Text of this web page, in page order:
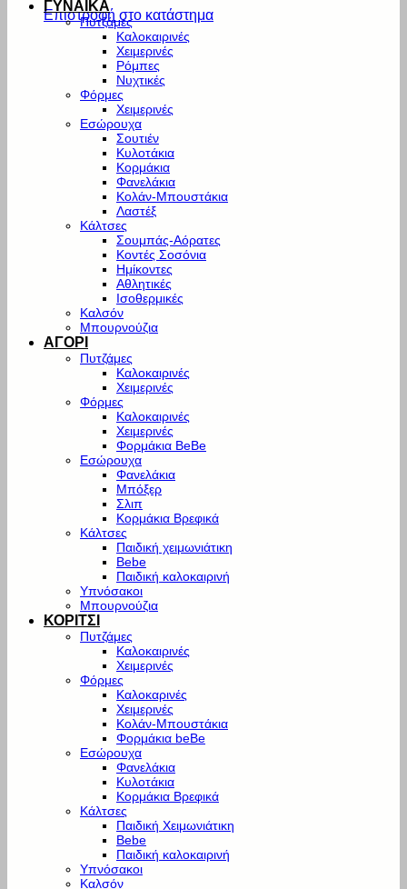
Επιστροφή στο κατάστημα
ΓΥΝΑΙΚΑ
Πυτζάμες
Καλοκαιρινές
Χειμερινές
Ρόμπες
Νυχτικές
Φόρμες
Χειμερινές
Εσώρουχα
Σουτιέν
Κυλοτάκια
Κορμάκια
Φανελάκια
Κολάν-Μπουστάκια
Λαστέξ
Κάλτσες
Σουμπάς-Αόρατες
Κοντές Σοσόνια
Ημίκοντες
Αθλητικές
Ισοθερμικές
Καλσόν
Μπουρνούζια
ΑΓΟΡΙ
Πυτζάμες
Καλοκαιρινές
Χειμερινές
Φόρμες
Καλοκαιρινές
Χειμερινές
Φορμάκια BeBe
Εσώρουχα
Φανελάκια
Μπόξερ
Σλιπ
Κορμάκια Βρεφικά
Κάλτσες
Παιδική χειμωνιάτικη
Bebe
Παιδική καλοκαιρινή
Υπνόσακοι
Μπουρνούζια
ΚΟΡΙΤΣΙ
Πυτζάμες
Καλοκαιρινές
Χειμερινές
Φόρμες
Καλοκαρινές
Χειμερινές
Κολάν-Μπουστάκια
Φορμάκια beBe
Εσώρουχα
Φανελάκια
Κυλοτάκια
Κορμάκια Βρεφικά
Κάλτσες
Παιδική Χειμωνιάτικη
Bebe
Παιδική καλοκαιρινή
Υπνόσακοι
Καλσόν